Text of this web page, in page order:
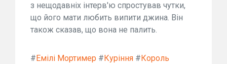
з нещодавніх інтерв'ю спростував чутки,
що його мати любить випити джина. Він
також сказав, що вона не палить.
# Емілі Мортимер # Куріння # Король